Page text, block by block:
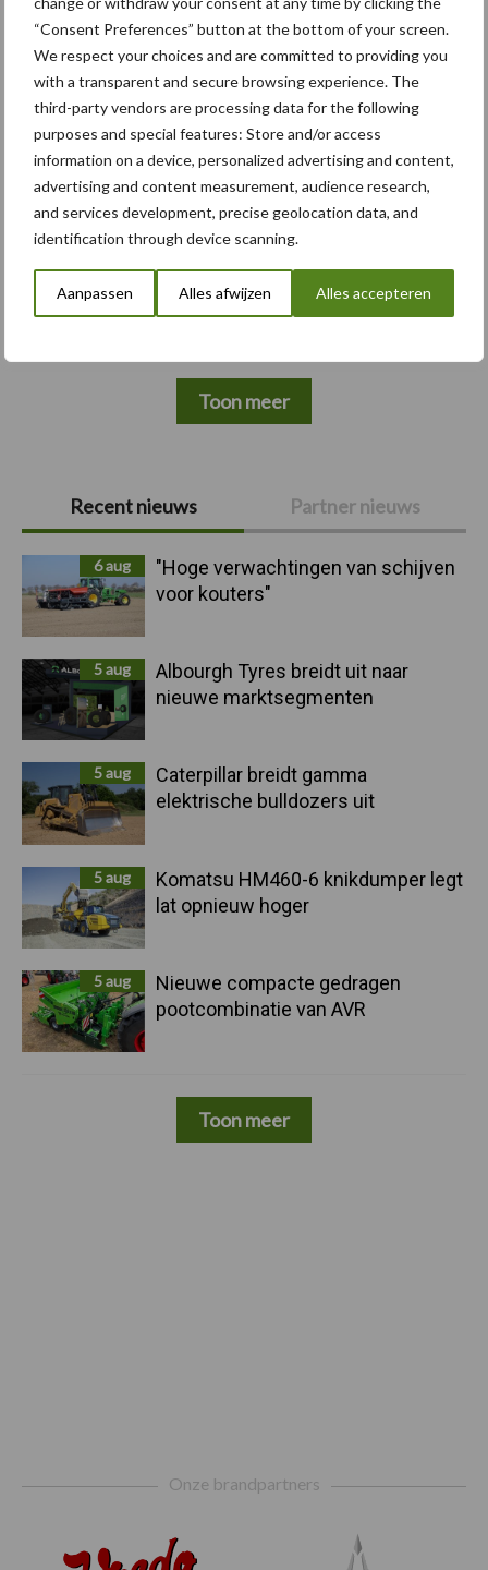
“Consent Preferences” button at the bottom of your screen.
We respect your choices and are committed to providing you
with a transparent and secure browsing experience. The
third-party vendors are processing data for the following
purposes and special features: Store and/or access
information on a device, personalized advertising and content,
advertising and content measurement, audience research,
and services development, precise geolocation data, and
identification through device scanning.
Aanpassen Alles afwijzen Alles accepteren
Primaire
Sidebar
Recent nieuws Partner nieuws
6 aug
"Hoge verwachtingen van schijven
voor kouters"
5 aug
Albourgh Tyres breidt uit naar
nieuwe marktsegmenten
5 aug
Caterpillar breidt gamma
elektrische bulldozers uit
5 aug
Komatsu HM460-6 knikdumper legt
lat opnieuw hoger
5 aug
Nieuwe compacte gedragen
pootcombinatie van AVR
Toon meer
Themapagina's
Bemesting Gewas & ruwvoer Loonwerk
Amazone Joskin
Toon meer
Onze brandpartners